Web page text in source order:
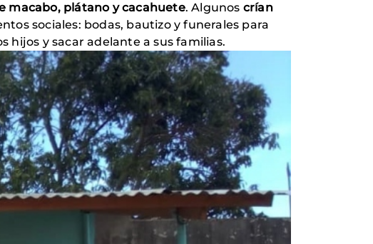
macabo, plátano y cacahuete. Algunos crían
sociales: bodas, bautizo y funerales para
hijos y sacar adelante a sus familias.